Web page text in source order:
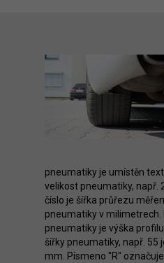
pneumatiky je umístěn
velikost pneumatiky, např.
číslo je šířka průřezu
pneumatiky v milimetrech.
pneumatiky je výška
šířky pneumatiky, např. 55
mm. Písmeno "R"